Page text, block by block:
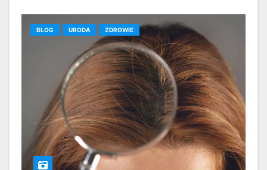
BLOG URODA ZDROWIE